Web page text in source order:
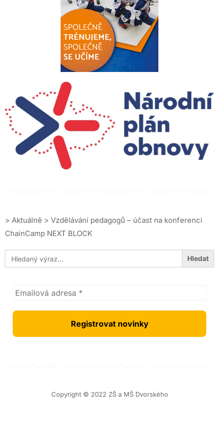
> Aktuálně > Vzdělávání pedagogů – účast na konferenci
ChainCamp NEXT BLOCK
Search
for:
Copyright © 2022 ZŠ a MŠ Dvorského